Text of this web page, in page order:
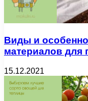
Виды и
материалов для
15.12.2021